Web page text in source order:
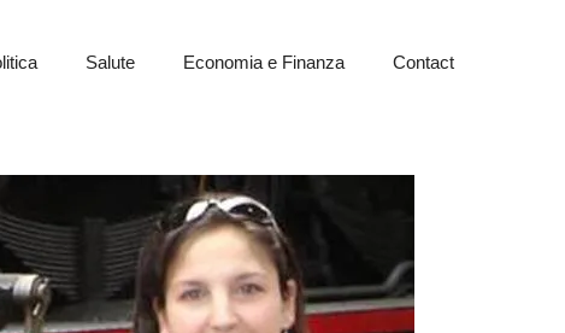
Salute Economia e Finanza Contact